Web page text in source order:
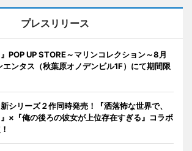
プレスリリース
』POP UP STORE～マリンコレクション～8月
ンタス（秋葉原オノデンビル1F）にて期間限
シリーズ２作同時発売！『洒落怖な世界で、
×『俺の後ろの彼女が上位存在すぎる』コラボ